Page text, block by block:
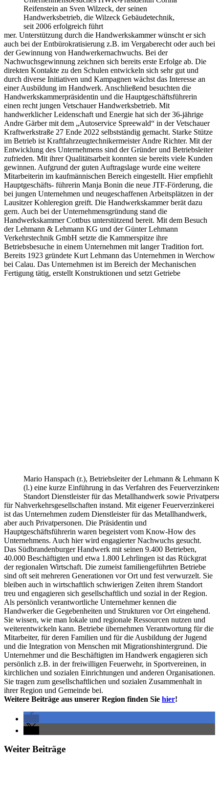
Reifenstein an Sven Wilzeck, der seinen
Handwerksbetrieb, die Wilzeck Gebäudetechnik,
seit 2006 erfolgreich führt
mer. Unterstützung durch die Handwerkskammer wünscht er sich
auch bei der Entbürokratisierung z.B. im Vergaberecht oder auch bei
der Gewinnung von Handwerkernachwuchs. Bei der
Nachwuchsgewinnung zeichnen sich bereits erste Erfolge ab. Die
direkten Kontakte zu den Schulen entwickeln sich sehr gut und
durch diverse Initiativen und Kampagnen wächst das Interesse an
einer Ausbildung im Handwerk. Anschließend besuchten die
Handwerkskammerpräsidentin und die Hauptgeschäftsführerin
einen recht jungen Vetschauer Handwerksbetrieb. Mit
handwerklicher Leidenschaft und Energie hat sich der 36-jährige
Andre Gärber mit dem „Autoservice Spreewald“ in der Vetschauer
Kraftwerkstraße 27 Ende 2022 selbstständig gemacht. Starke Stütze
im Betrieb ist Kraftfahrzeugtechnikermeister Andre Richter. Mit der
Entwicklung des Unternehmens sind der Gründer und Betriebsleiter
zufrieden. Mit ihrer Qualitätsarbeit konnten sie bereits viele Kunden
gewinnen. Aufgrund der guten Auftragslage wurde eine weitere
Mitarbeiterin im kaufmännischen Bereich eingestellt. Hier empfiehlt
Hauptgeschäfts- führerin Manja Bonin die neue JTF-Förderung, die
bei jungen Unternehmen und neugeschaffenen Arbeitsplätzen in der
Lausitzer Kohleregion greift. Die Handwerkskammer berät dazu
gern. Auch bei der Unternehmensgründung stand die
Handwerkskammer Cottbus unterstützend bereit. Mit dem Besuch
der Lehmann & Lehmann KG und der Günter Lehmann
Verkehrstechnik GmbH setzte die Kammerspitze ihre
Betriebsbesuche in einem Unternehmen mit langer Tradition fort.
Bereits 1923 gründete Kurt Lehmann das Unternehmen in Werchow
bei Calau. Das Unternehmen ist im Bereich der Mechanischen
Fertigung tätig, erstellt Konstruktionen und setzt Getriebe
Mario Hanspach (r.), Betriebsleiter der Lehmann & Lehmann
(l.) eine kurze Einführung in das Verfahren des
Standort Dienstleister für das Metallhandwerk sowie
für Nahverkehrsgesellschaften instand. Mit eigener Feuerverzinkerei
ist das Unternehmen zudem Dienstleister für das Metallhandwerk,
aber auch Privatpersonen. Die Präsidentin und
Hauptgeschäftsführerin waren begeistert vom Know-How des
Unternehmens. Auch hier wird engagierter Nachwuchs gesucht.
Das Südbrandenburger Handwerk mit seinen 9.400 Betrieben,
40.000 Beschäftigten und etwa 1.800 Lehrlingen ist das Rückgrat
der regionalen Wirtschaft. Die zumeist familiengeführten Betriebe
sind oft seit mehreren Generationen vor Ort und fest verwurzelt. Sie
bleiben auch in wirtschaftlich schwierigen Zeiten ihrem Standort
treu und engagieren sich gesellschaftlich und sozial in der Region.
Als persönlich verantwortliche Unternehmer kennen die
Handwerker die Gegebenheiten und Strukturen vor Ort eingehend.
Sie wissen, wie man lokale und regionale Ressourcen nutzen und
weiterentwickeln kann. Betriebe übernehmen Verantwortung für die
Mitarbeiter, für deren Familien und für die Ausbildung der Jugend
und die Integration von Menschen mit Migrationshintergrund. Die
Unternehmer und die Beschäftigten im Handwerk engagieren sich
persönlich z.B. in der freiwilligen Feuerwehr, in Sportvereinen, in
kirchlichen und sozialen Einrichtungen und anderen Organisationen.
Sie tragen zum gesellschaftlichen und sozialen Zusammenhalt in
ihrer Region und Gemeinde bei.
Weitere Beiträge aus unserer Region finden Sie hier!
Weiter Beiträge